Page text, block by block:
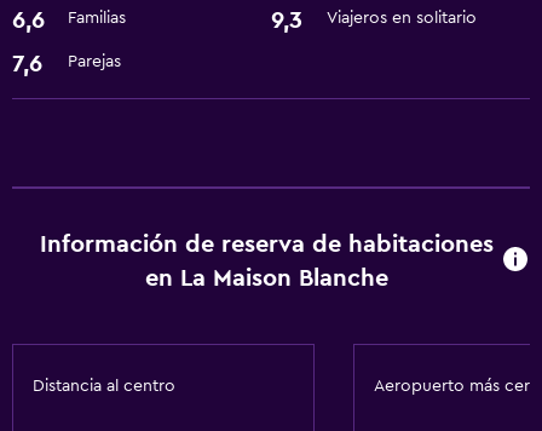
Minibar
Cambio de divisas
Cuidado de niños o guardería
6,6 Familias 9,3 Viajeros en solitario
7,6 Parejas
Información de reserva de habitaciones
en La Maison Blanche
Distancia al centro Aeropuerto más